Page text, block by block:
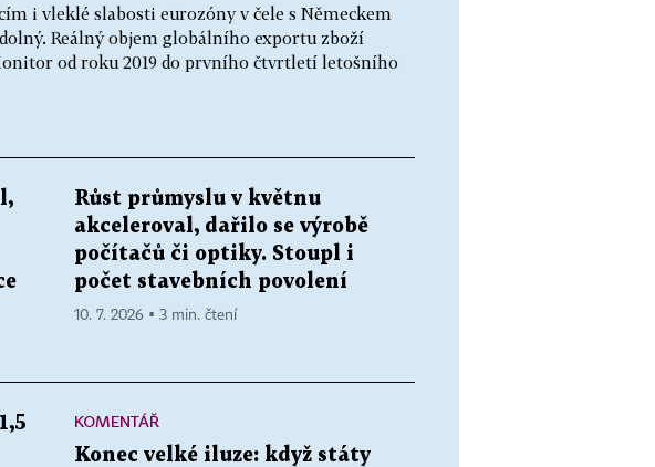
i vleklé slabosti eurozóny v čele s Německem
Reálný objem globálního exportu zboží
od roku 2019 do prvního čtvrtletí letošního
Růst průmyslu v květnu
akceleroval, dařilo se výrobě
počítačů či optiky. Stoupl i
počet stavebních povolení
10. 7. 2026 ▪ 3 min. čtení
KOMENTÁŘ
Konec velké iluze: když státy